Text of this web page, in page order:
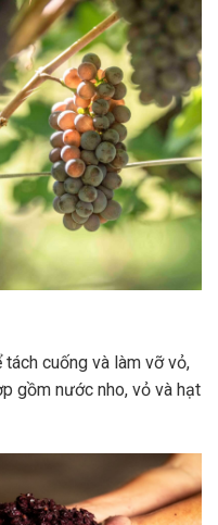
cuống và làm vỡ vỏ,
gồm nước nho, vỏ và hạt